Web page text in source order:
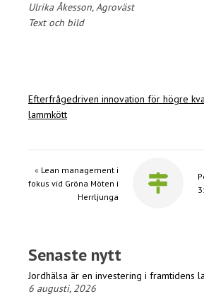
Ulrika Åkesson, Agroväst
Text och bild
Efterfrågedriven innovation för högre
lammkött
« Lean management i
fokus vid Gröna Möten i
Herrljunga
Senaste nytt
Jordhälsa är en investering i framtidens
6 augusti, 2026